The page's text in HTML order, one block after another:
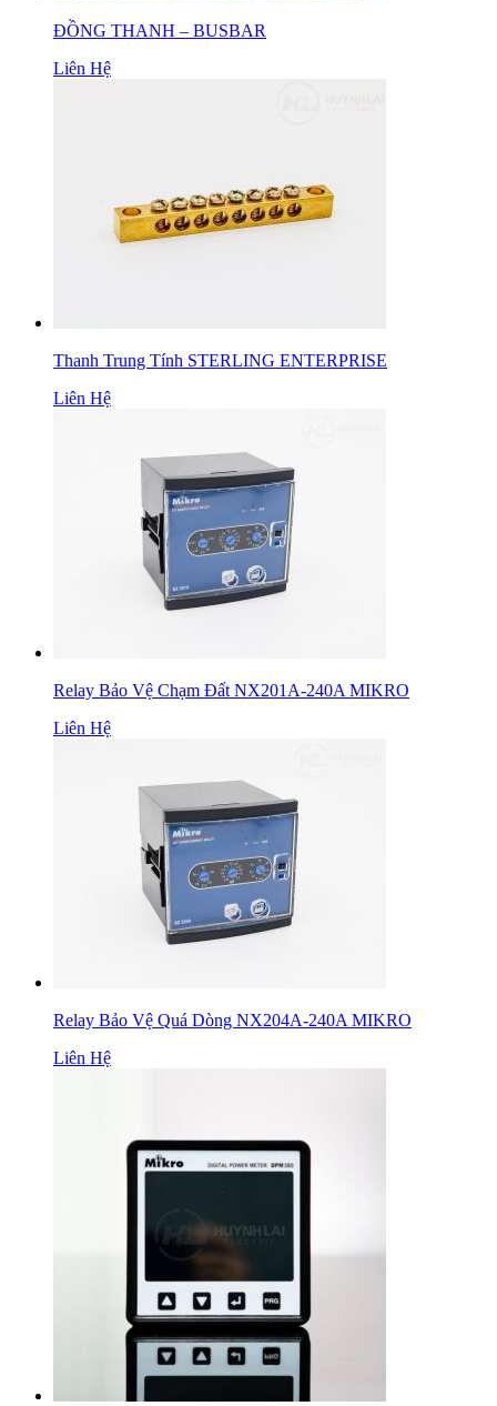
ĐỒNG THANH – BUSBAR
Liên Hệ
Thanh Trung Tính STERLING ENTERPRISE
Liên Hệ
Relay Bảo Vệ Chạm Đất NX201A-240A MIKRO
Liên Hệ
Relay Bảo Vệ Quá Dòng NX204A-240A MIKRO
Liên Hệ